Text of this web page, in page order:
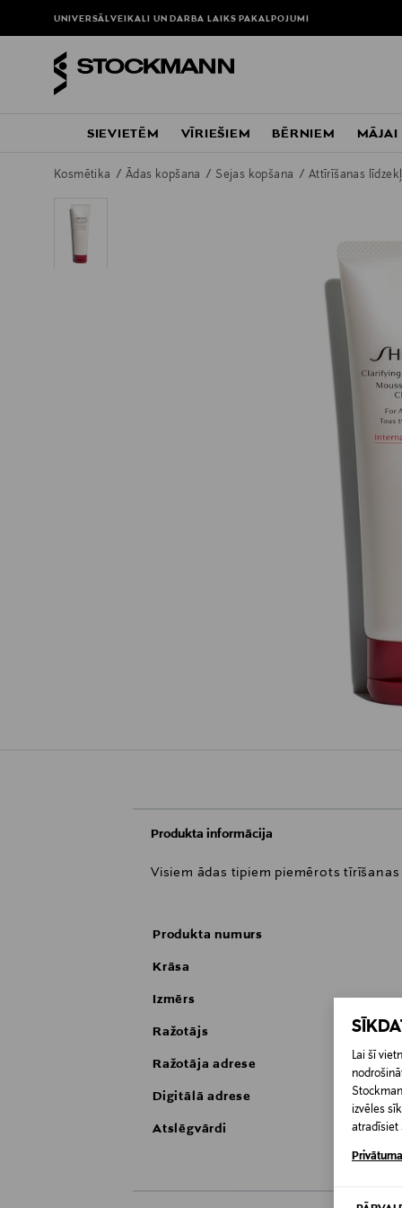
Lai šī
izvēles
atradīsiet
UNIVERSĀLVEIKALI UN DARBA LAIKSPAKALPOJUMI
SIEVIETĒM VĪRIEŠIEM BĒRNIEM MĀJAI
Kosmētika Ādas kopšana Sejas kopšana Attīrīšanas
Produkta informācija
Visiem ādas tipiem piemērots
Produkta numurs
Krāsa
Izmērs
Ražotājs
Ražotāja adrese
Digitālā adrese
Atslēgvārdi